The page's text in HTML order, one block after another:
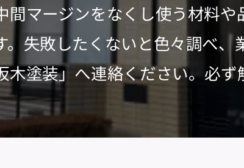
マージンをなくし使う材料や
失敗したくないと色々調べ、
木塗装」へ連絡ください。必ず